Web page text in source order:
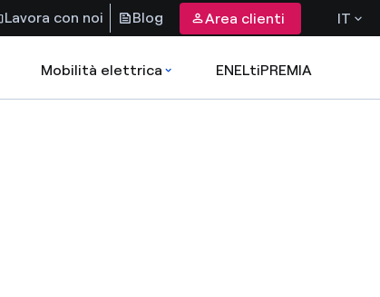
Lavora con noi Blog Area clienti IT
Mobilità elettrica ENELtiPREMIA